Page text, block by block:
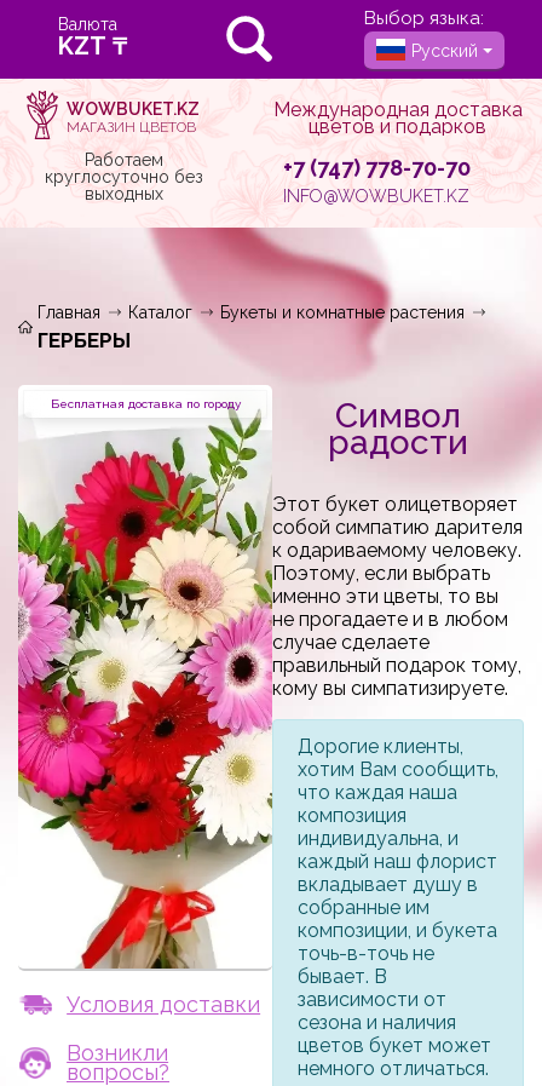
Валюта Выбор языка:
Русский
WOWBUKET.KZ
МАГАЗИН ЦВЕТОВ
Международная доставка
цветов и подарков
Работаем
круглосуточно без
выходных
+7 (747) 778-70-70
INFO@WOWBUKET.KZ
Главная Каталог Букеты и комнатные растения
ГЕРБЕРЫ
Бесплатная доставка по городу
Условия доставки
Возникли
вопросы?
Символ
радости
Этот букет олицетворяет
собой симпатию дарителя
к одариваемому человеку.
Поэтому, если выбрать
именно эти цветы, то вы
не прогадаете и в любом
случае сделаете
правильный подарок тому,
кому вы симпатизируете.
Дорогие клиенты,
хотим Вам сообщить,
что каждая наша
композиция
индивидуальна, и
каждый наш флорист
вкладывает душу в
собранные им
композиции, и букета
точь-в-точь не
бывает. В
зависимости от
сезона и наличия
цветов букет может
немного отличаться.